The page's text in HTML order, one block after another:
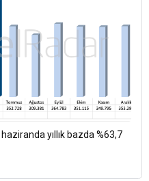
yıllık bazda %63,7